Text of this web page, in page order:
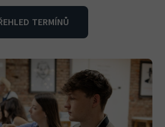
TERMÍNŮ